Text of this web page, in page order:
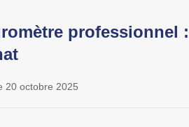
professionnel
20 octobre 2025